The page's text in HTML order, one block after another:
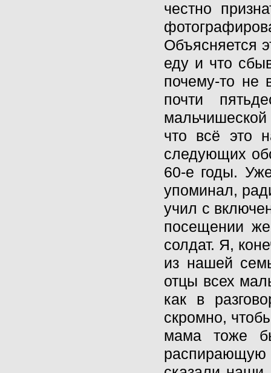
честно
Объясняется
еду и что
почему-то не
почти
что всё это
следующих
60-е годы.
упоминал,
учил с
посещении
солдат. Я,
из нашей
отцы всех
как в
скромно,
мама тоже
распирающую